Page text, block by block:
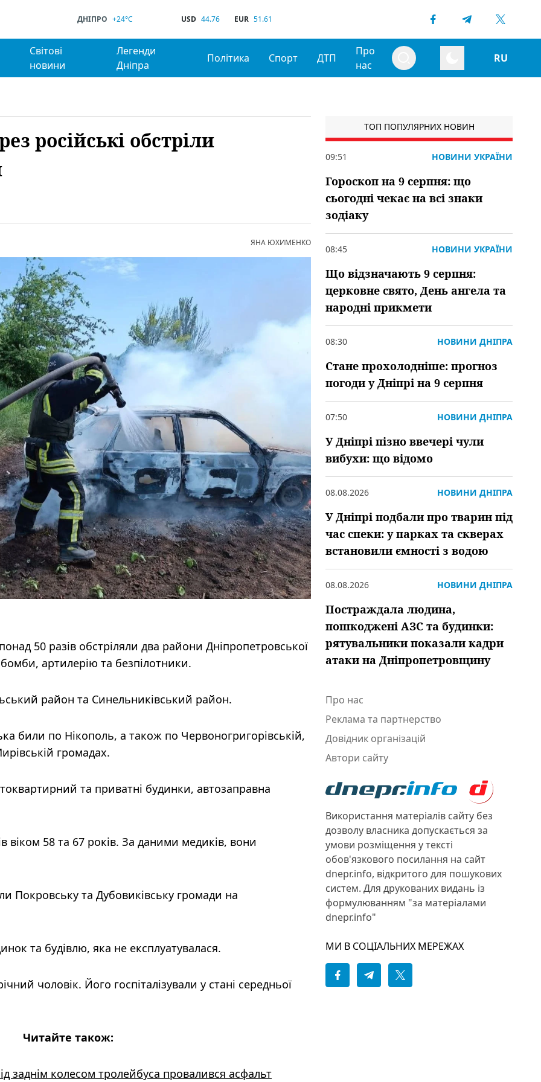
ДНІПРО +24°C USD 44.76 EUR 51.61
Світові
новини
Легенди
Дніпра
Політика Спорт ДТП
Про
нас
RU
російські обстріли
ЯНА ЮХИМЕНКО
50 разів обстріляли два райони Дніпропетровської
артилерію та безпілотники.
район та Синельниківський район.
били по Нікополь, а також по Червоногригорівській,
громадах.
та приватні будинки, автозаправна
віком 58 та 67 років. За даними медиків, вони
Покровську та Дубовиківську громади на
та будівлю, яка не експлуатувалася.
чоловік. Його госпіталізували у стані середньої
Читайте також:
заднім колесом тролейбуса провалився асфальт
ТОП ПОПУЛЯРНИХ НОВИН
09:51 НОВИНИ УКРАЇНИ
Гороскоп на 9 серпня: що
сьогодні чекає на всі знаки
зодіаку
08:45 НОВИНИ УКРАЇНИ
Що відзначають 9 серпня:
церковне свято, День ангела та
народні прикмети
08:30 НОВИНИ ДНІПРА
Стане прохолодніше: прогноз
погоди у Дніпрі на 9 серпня
07:50 НОВИНИ ДНІПРА
У Дніпрі пізно ввечері чули
вибухи: що відомо
08.08.2026 НОВИНИ ДНІПРА
У Дніпрі подбали про тварин під
час спеки: у парках та скверах
встановили ємності з водою
08.08.2026 НОВИНИ ДНІПРА
Постраждала людина,
пошкоджені АЗС та будинки:
рятувальники показали кадри
атаки на Дніпропетровщину
Про нас
Реклама та партнерство
Довідник організацій
Автори сайту
Використання матеріалів сайту без
дозволу власника допускається за
умови розміщення у тексті
обов'язкового посилання на сайт
dnepr.info, відкритого для пошукових
систем. Для друкованих видань із
формулюванням "за матеріалами
dnepr.info"
МИ В СОЦІАЛЬНИХ МЕРЕЖАХ